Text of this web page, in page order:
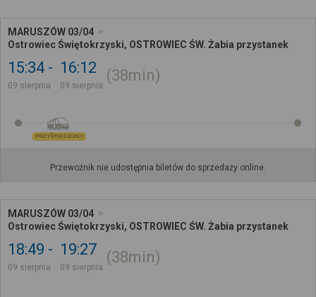
MARUSZÓW 03/04
Ostrowiec Świętokrzyski, OSTROWIEC ŚW. Żabia przystanek
15:34
09 sierpnia
16:12
09 sierpnia
38min
PRZYŚPIESZONY
Przewoźnik nie udostępnia biletów do sprzedaży online.
MARUSZÓW 03/04
Ostrowiec Świętokrzyski, OSTROWIEC ŚW. Żabia przystanek
18:49
09 sierpnia
19:27
09 sierpnia
38min